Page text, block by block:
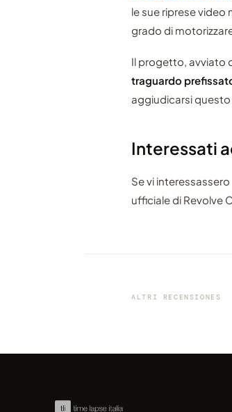
le sue riprese video
grado di
Il progetto, avviato
traguardo
aggiudicarsi
Interessati
Se vi
ufficiale di Revolve
ALTRI RECENSIONES
di Blackmore